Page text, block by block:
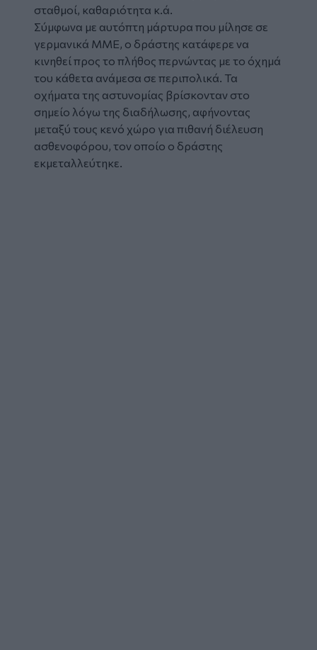
σταθμοί, καθαριότητα κ.ά.
Σύμφωνα με αυτόπτη μάρτυρα που μίλησε σε
γερμανικά ΜΜΕ, ο δράστης κατάφερε να
κινηθεί προς το πλήθος περνώντας με το όχημά
του κάθετα ανάμεσα σε περιπολικά. Τα
οχήματα της αστυνομίας βρίσκονταν στο
σημείο λόγω της διαδήλωσης, αφήνοντας
μεταξύ τους κενό χώρο για πιθανή διέλευση
ασθενοφόρου, τον οποίο ο δράστης
εκμεταλλεύτηκε.